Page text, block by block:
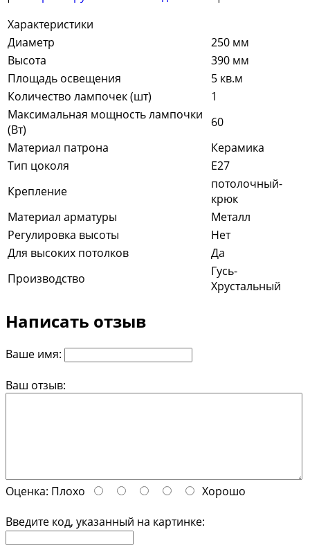
Характеристики
Диаметр
250 мм
Высота
390 мм
Площадь освещения
5 кв.м
Количество лампочек (шт)
1
Максимальная мощность лампочки
(Вт)
60
Материал патрона
Керамика
Тип цоколя
E27
Крепление
потолочный-
крюк
Материал арматуры
Металл
Регулировка высоты
Нет
Для высоких потолков
Да
Производство
Гусь-
Хрустальный
Написать отзыв
Ваше имя:
Ваш отзыв:
Оценка: Плохо
Хорошо
Введите код, указанный на картинке: